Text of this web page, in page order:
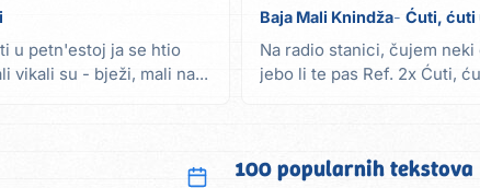
u petn'estoj ja se htio
vikali su - bježi, mali na...
Baja Mali Knindža Ćuti, ćuti
Na radio stanici, čujem
jebo li te pas Ref. 2x Ćuti,
100 popularnih tekstova